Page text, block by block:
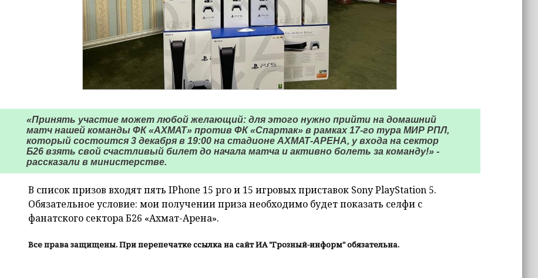
«Принять участие может любой желающий: для этого нужно прийти на домашний
матч нашей команды ФК «АХМАТ» против ФК «Спартак» в рамках 17-го тура МИР РПЛ,
который состоится 3 декабря в 19:00 на стадионе АХМАТ-АРЕНА, у входа на сектор
Б26 взять свой счастливый билет до начала матча и активно болеть за команду!» -
рассказали в министерстве.
В список призов входят пять IPhone 15 pro и 15 игровых приставок Sony PlayStation 5.
Обязательное условие: мои получении приза необходимо будет показать селфи с
фанатского сектора Б26 «Ахмат-Арена».
Все права защищены. При перепечатке ссылка на сайт ИА "Грозный-информ" обязательна.